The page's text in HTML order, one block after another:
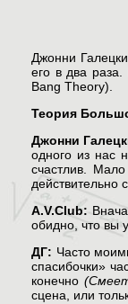
Джонни
его в два
Bang Theory).
Теория
Джонни
одного из нас
счастлив.
действительно
A.V.Club:
обидно, что вы
ДГ: Часто
спасибочки»
конечно
сцена, или